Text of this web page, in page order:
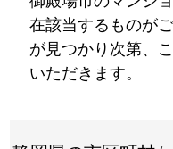
在該当するものが
が見つかり次第、
いただきます。